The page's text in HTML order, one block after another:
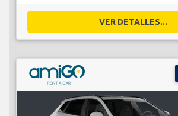
VER DETALLES...